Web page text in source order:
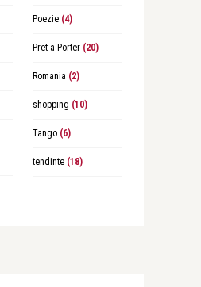
Poezie(4)
Pret-a-Porter(20)
Romania (2)
shopping (10)
Tango(6)
tendinte(18)